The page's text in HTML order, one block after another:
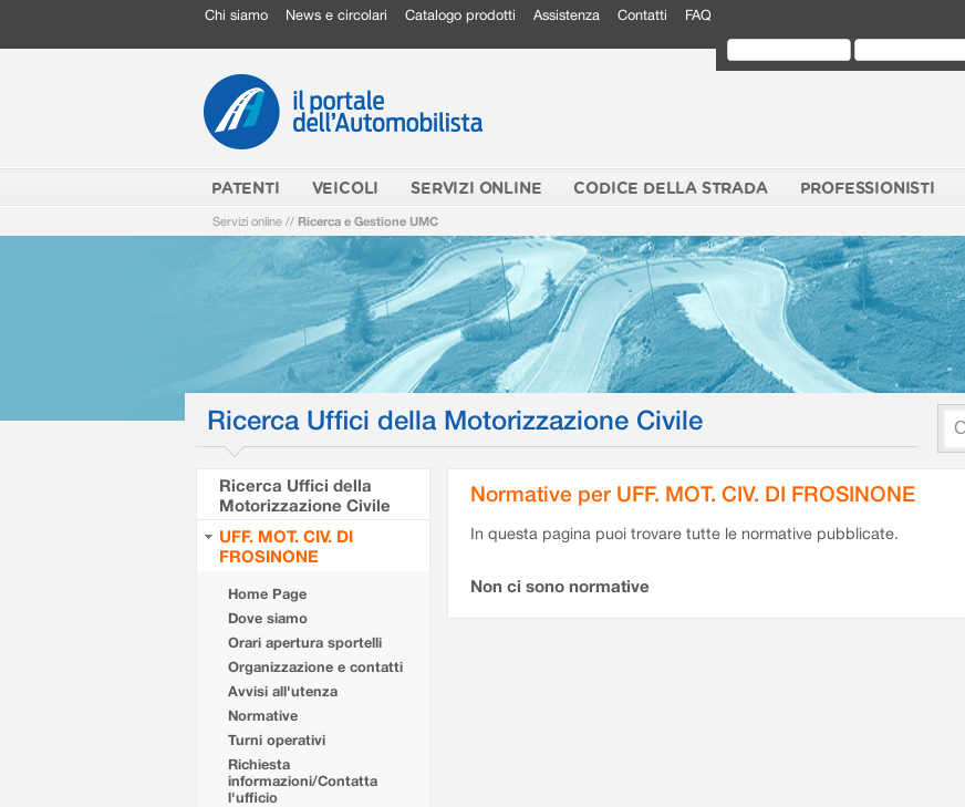
Chi siamo News e circolari Catalogo prodotti Assistenza Contatti FAQ
PATENTI VEICOLI SERVIZI ONLINE CODICE DELLA STRADA PROFESSIONISTI
Servizi online // Ricerca e Gestione UMC
Ricerca Uffici della Motorizzazione Civile
Ricerca Uffici della
Motorizzazione Civile
UFF. MOT. CIV. DI
FROSINONE
Home Page
Dove siamo
Orari apertura sportelli
Organizzazione e contatti
Avvisi all'utenza
Normative
Turni operativi
Richiesta
informazioni/Contatta
l'ufficio
Normative per UFF. MOT. CIV. DI FROSINONE
In questa pagina puoi trovare tutte le normative pubblicate.
Non ci sono normative